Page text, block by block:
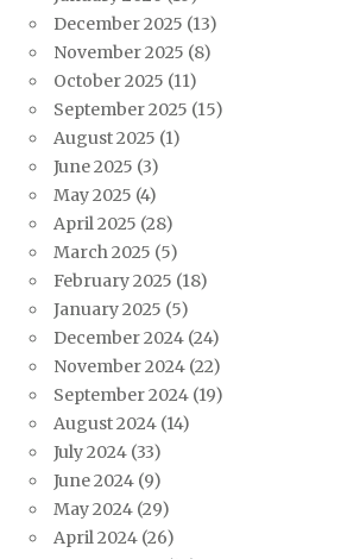
December 2025 (13)
November 2025 (8)
October 2025 (11)
September 2025 (15)
August 2025 (1)
June 2025 (3)
May 2025 (4)
April 2025 (28)
March 2025 (5)
February 2025 (18)
January 2025 (5)
December 2024 (24)
November 2024 (22)
September 2024 (19)
August 2024 (14)
July 2024 (33)
June 2024 (9)
May 2024 (29)
April 2024 (26)